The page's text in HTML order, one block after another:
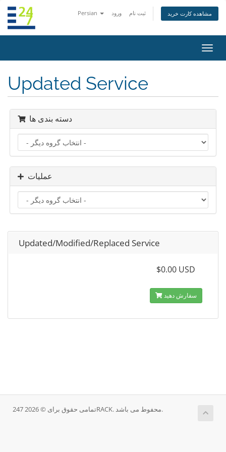
Persian ورود ثبت نام مشاهده کارت خرید
تغییر
Updated Service
دسته بندی ها
عملیات
Updated/Modified/Replaced Service
$0.00 USD
سفارش دهید
تمامی حقوق برای © 2026 247RACK. محفوط می باشد.